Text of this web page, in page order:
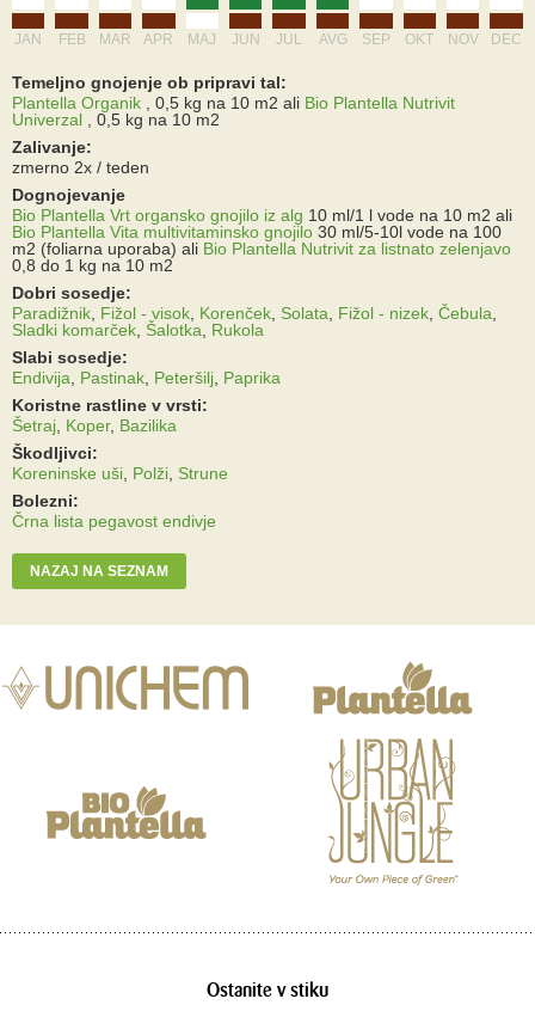
JAN FEB MAR APR MAJ JUN JUL AVG SEP OKT NOV DEC
Temeljno gnojenje ob pripravi tal:
Plantella Organik , 0,5 kg na 10 m2 ali Bio Plantella Nutrivit
Univerzal , 0,5 kg na 10 m2
Zalivanje:
zmerno 2x / teden
Dognojevanje
Bio Plantella Vrt organsko gnojilo iz alg 10 ml/1 l vode na 10 m2 ali
Bio Plantella Vita multivitaminsko gnojilo 30 ml/5-10l vode na 100
m2 (foliarna uporaba) ali Bio Plantella Nutrivit za listnato zelenjavo
0,8 do 1 kg na 10 m2
Dobri sosedje:
Paradižnik, Fižol - visok, Korenček, Solata, Fižol - nizek, Čebula,
Sladki komarček, Šalotka, Rukola
Slabi sosedje:
Endivija, Pastinak, Peteršilj, Paprika
Koristne rastline v vrsti:
Šetraj, Koper, Bazilika
Škodljivci:
Koreninske uši, Polži, Strune
Bolezni:
Črna lista pegavost endivje
NAZAJ NA SEZNAM
Ostanite v stiku